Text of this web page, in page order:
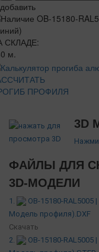
добавить
СКЛАДЕ:
м.
ПРОФИЛЯ
3D
ФАЙЛЫ ДЛЯ
3D-МОДЕЛИ
1.
OB-15180-
Модель профиля).DXF
Скачать
2.
OB-15180-